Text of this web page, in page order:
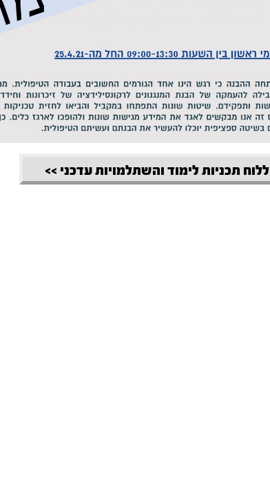
ללוח תכניות לימוד והשתלמויות עדכני >>